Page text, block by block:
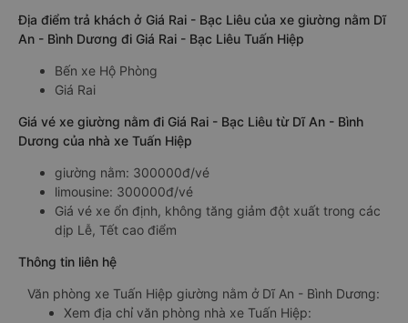
Địa điểm trả khách ở Giá Rai - Bạc Liêu của xe giường nằm Dĩ
An - Bình Dương đi Giá Rai - Bạc Liêu Tuấn Hiệp
Bến xe Hộ Phòng
Giá Rai
Giá vé xe giường nằm đi Giá Rai - Bạc Liêu từ Dĩ An - Bình
Dương của nhà xe Tuấn Hiệp
giường nằm: 300000đ/vé
limousine: 300000đ/vé
Giá vé xe ổn định, không tăng giảm đột xuất trong các
dịp Lễ, Tết cao điểm
Thông tin liên hệ
Văn phòng xe Tuấn Hiệp giường nằm ở Dĩ An - Bình Dương:
Xem địa chỉ văn phòng nhà xe Tuấn Hiệp: